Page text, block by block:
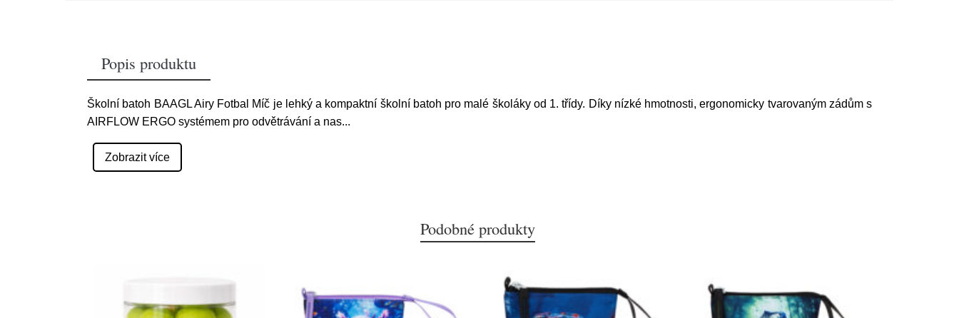
Popis produktu
Školní batoh BAAGL Airy Fotbal Míč je lehký a kompaktní školní batoh pro malé školáky od 1. třídy. Díky nízké hmotnosti, ergonomicky tvarovaným zádům s
AIRFLOW ERGO systémem pro odvětrávání a nas...
Zobrazit více
Podobné produkty